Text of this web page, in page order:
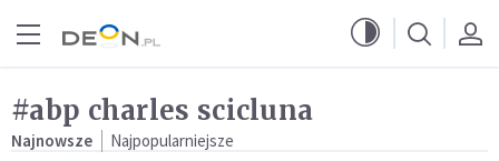
#abp charles scicluna
Najnowsze Najpopularniejsze